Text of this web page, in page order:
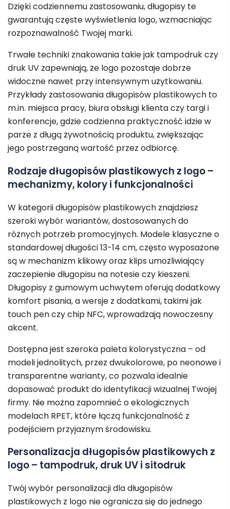
Dzięki codziennemu zastosowaniu, długopisy te
gwarantują częste wyświetlenia logo, wzmacniając
rozpoznawalność Twojej marki.
Trwałe techniki znakowania takie jak tampodruk czy
druk UV zapewniają, że logo pozostaje dobrze
widoczne nawet przy intensywnym użytkowaniu.
Przykłady zastosowania długopisów plastikowych to
m.in. miejsca pracy, biura obsługi klienta czy targi i
konferencje, gdzie codzienna praktyczność idzie w
parze z długą żywotnością produktu, zwiększając
jego postrzeganą wartość przez odbiorcę.
Rodzaje długopisów plastikowych z logo –
mechanizmy, kolory i funkcjonalności
W kategorii długopisów plastikowych znajdziesz
szeroki wybór wariantów, dostosowanych do
różnych potrzeb promocyjnych. Modele klasyczne o
standardowej długości 13-14 cm, często wyposażone
są w mechanizm klikowy oraz klips umożliwiający
zaczepienie długopisu na notesie czy kieszeni.
Długopisy z gumowym uchwytem oferują dodatkowy
komfort pisania, a wersje z dodatkami, takimi jak
touch pen czy chip NFC, wprowadzają nowoczesny
akcent.
Dostępna jest szeroka paleta kolorystyczna – od
modeli jednolitych, przez dwukolorowe, po neonowe i
transparentne warianty, co pozwala idealnie
dopasować produkt do identyfikacji wizualnej Twojej
firmy. Nie można zapomnieć o ekologicznych
modelach RPET, które łączą funkcjonalność z
podejściem przyjaznym środowisku.
Personalizacja długopisów plastikowych z
logo – tampodruk, druk UV i sitodruk
Twój wybór personalizacji dla długopisów
plastikowych z logo nie ogranicza się do jednego